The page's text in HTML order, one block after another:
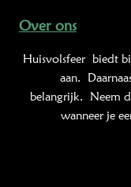
Over ons
Huisvolsfeer biedt
aan.
belangrijk. Neem
wanneer je